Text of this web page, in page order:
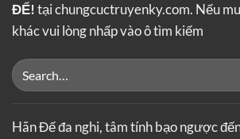
ĐẾ!tại chungcuctruyenky.com. Nếu
khác vui lòng nhấp vào ô tìm kiếm
Hãn Đế đa nghi, tâm tính bạo ngược